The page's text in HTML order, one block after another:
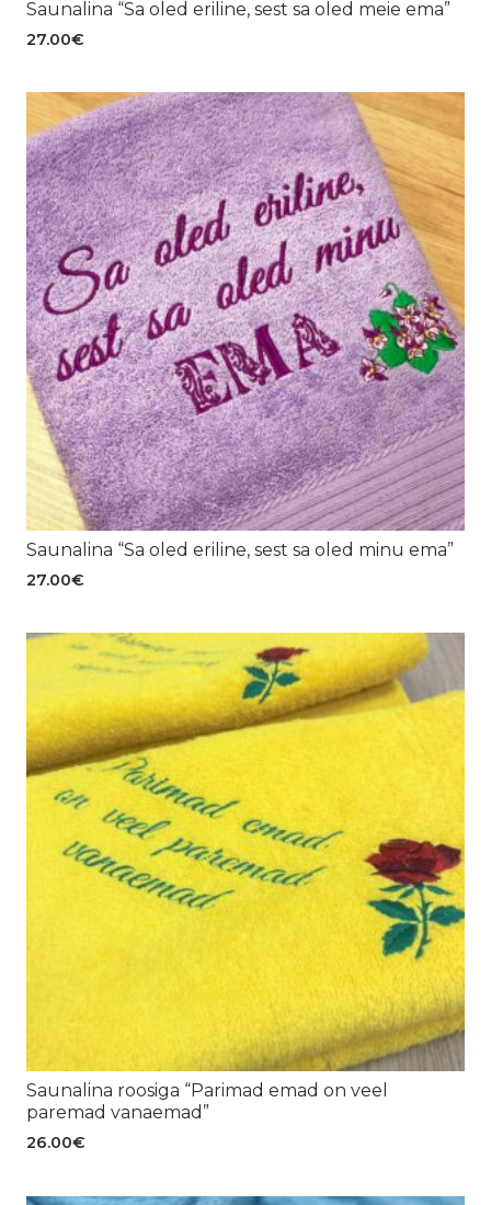
Saunalina “Sa oled eriline, sest sa oled meie ema”
27.00€
Saunalina “Sa oled eriline, sest sa oled minu ema”
27.00€
Saunalina roosiga “Parimad emad on veel
paremad vanaemad”
26.00€